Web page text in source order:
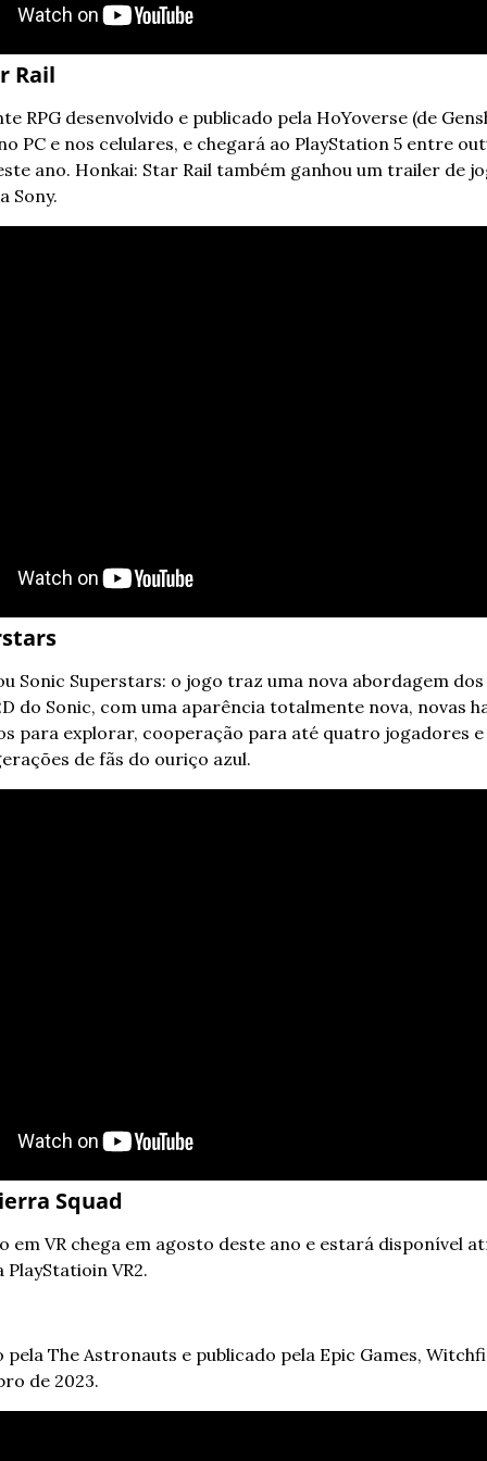
Rail
RPG desenvolvido e publicado pela HoYoverse (de
PC e nos celulares, e chegará ao PlayStation 5 entre
ano. Honkai: Star Rail também ganhou um trailer de
Sony.
Sonic Superstars: o jogo traz uma nova abordagem
do Sonic, com uma aparência totalmente nova, novas
para explorar, cooperação para até quatro jogadores
de fãs do ouriço azul.
Squad
em VR chega em agosto deste ano e estará disponível
PlayStatioin VR2.
pela The Astronauts e publicado pela Epic Games,
de 2023.